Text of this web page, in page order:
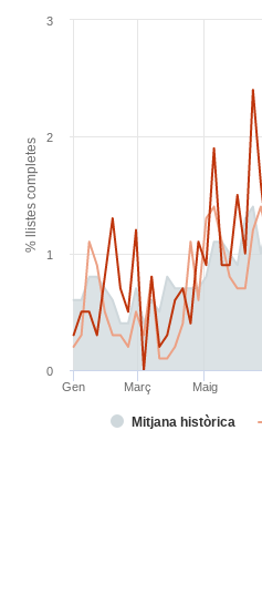
% llistes completes
Mitjana històrica
Gen Març Maig
0
1
2
3